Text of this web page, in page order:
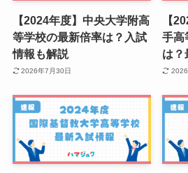
【2024年度】中央大学附高
等学校の最新倍率は？入試
情報も解説
2026年7月30日
【
手高
は？